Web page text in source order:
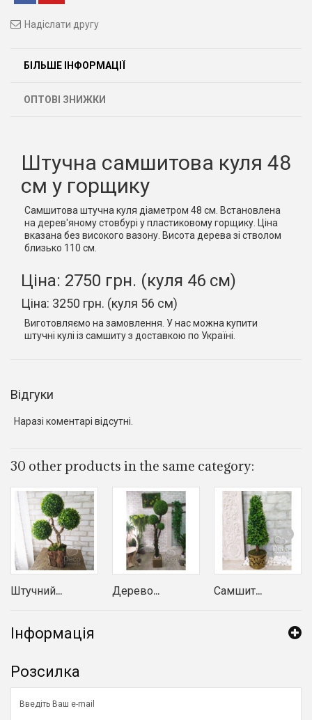
Надіслати другу
БІЛЬШЕ ІНФОРМАЦІЇ
ОПТОВІ ЗНИЖКИ
Штучна самшитова куля 48
см у горщику
Самшитова штучна куля діаметром 48 см. Встановлена
на дерев'яному стовбурі у пластиковому горщику. Ціна
вказана без високого вазону. Висота дерева зі стволом
близько 110 см.
Ціна: 2750 грн. (куля 46 см)
Ціна: 3250 грн. (куля 56 см)
Виготовляємо на замовлення. У нас можна купити
штучні кулі із самшиту з доставкою по Україні.
Відгуки
Наразі коментарі відсутні.
30 other products in the same category:
Штучний... Дерево... Самшит...
Інформація
Розсилка